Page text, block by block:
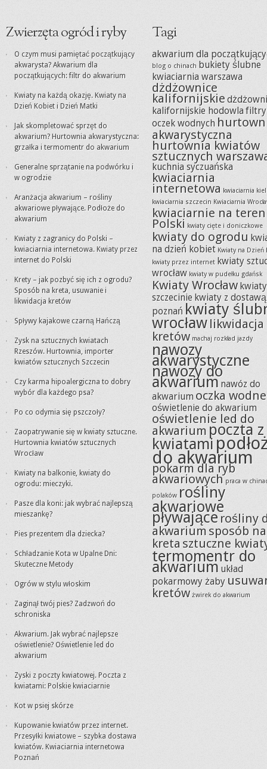
Zwierzęta ogród i ryby
O czym musi pamiętać początkujący
akwarysta? Akwarium dla
początkujących: filtr do akwarium
Kwiaty na każdą okazję. Kwiaty na
Dzień Kobiet i Dzień Matki
Jak skompletować sprzęt do
akwarium? Hurtownia akwarystyczna:
grzałka i termomentr do akwarium
Generalne sprzątanie na podwórku i
w ogrodzie
Aranżacja akwarium – rośliny
akwariowe pływające. Podłoże do
akwarium
Kwiaty z zagranicy do Polski –
kwiaciarnia internetowa. Kwiaty przez
internet do Polski
Krety – jak pozbyć się ich z ogrodu?
Sposób na kreta, usuwanie i
likwidacja kretów
Spływy kajakowe czarną Hańczą
Zysk na sztucznych kwiatach
Rzeszów. Hurtownia, importer
kwiatów sztucznych Szczecin
Czy karma hipoalergiczna to dobry
wybór dla każdego psa?
Po co odymia się pszczoły?
Zaopatrywanie się w kwiaty sztuczne.
Hurtownia kwiatów sztucznych
Wrocław
Kwiaty na balkonie, kwiaty do
ogrodu: mieczyki.
Pasze dla koni: jak wybrać najlepszą
mieszankę?
Pies prezentem dla dziecka?
Schładzanie Kota w Upalne Dni:
Skuteczne Metody
Ogrów w stylu włoskim
Zaginął twój pies? Zadzwoń do
schroniska
Akwarium. Jak wybrać najlepsze
oświetlenie? Oświetlenie led do
akwarium
Zyski z poczty kwiatowej. Poczta z
kwiatami: Polskie kwiaciarnie
Kot w psiej skórze
Kupowanie kwiatów przez internet.
Przesyłki kwiatowe – szybka dostawa
kwiatów. Kwiaciarnia internetowa
Poznań
Tagi
akwarium dla
blog o chinach bukiety ślubne
kwiaciarnia warszawa
dżdżownice
kalifornijskie
kalifornijskie hodowla filtry
oczek wodnych
akwarystyczna
hurtownia kwiatów
sztucznych
kuchnia syczuańska
kwiaciarnia
internetowa kwiaciarnia
kwiaciarnia szczecin Kwiaciarnia
kwiaciarnie na
Polski kwiaty cięte i doniczkowe
kwiaty do ogrodu
na dzień kobiet Kwiaty na Dzień
kwiaty przez internet kwiaty
wrocław kwiaty w pudełku gdańsk
Kwiaty Wrocław
szczecinie kwiaty z dostawą
poznań kwiaty
wrocław likwidacja
kretów machaj rozkład jazdy
nawozy
akwarystyczne
nawozy do
akwarium nawóz do
akwarium oczka wodne
oświetlenie do akwarium
oświetlenie led do
akwarium poczta z
kwiatami
do akwarium
pokarm dla ryb
akwariowych praca w
polaków rośliny
akwariowe
pływające rośliny
akwarium sposób na
kreta sztuczne
termomentr do
akwarium układ
pokarmowy żaby
kretów żwirek do akwarium